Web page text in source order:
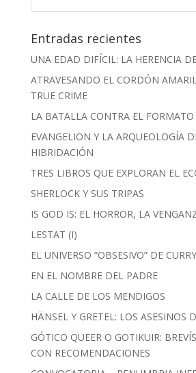
Entradas recientes
UNA EDAD DIFÍCIL: LA HERENCIA
ATRAVESANDO EL CORDÓN
TRUE CRIME
LA BATALLA CONTRA EL FORMATO
EVANGELION Y LA ARQUEOLOGÍA
HIBRIDACIÓN
TRES LIBROS QUE EXPLORAN EL
SHERLOCK Y SUS TRIPAS
IS GOD IS: EL HORROR, LA
LESTAT (I)
EL UNIVERSO “OBSESIVO” DE
EN EL NOMBRE DEL PADRE
LA CALLE DE LOS MENDIGOS
HÄNSEL Y GRETEL: LOS ASESINOS
GÓTICO QUEER O GOTIKUIR:
CON RECOMENDACIONES